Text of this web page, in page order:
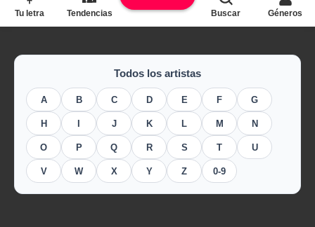
Todos los artistas
A B C D E F G
H J K L M N
O P Q R S T U
V W X Y Z 0-9
Tu letra Tendencias Buscar Géneros